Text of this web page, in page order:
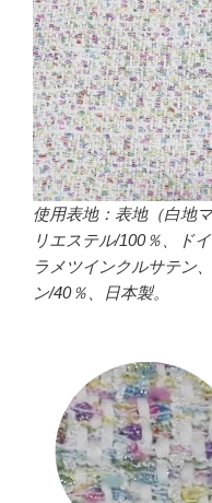
使用表地：表地（白地
リエステル/100％、ド
ラメツインクルサテン
ン/40％、日本製。